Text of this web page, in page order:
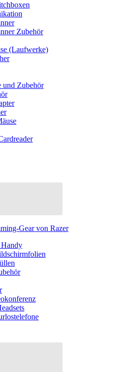
Zubehör
(Laufwerke)
und Zubehör
Gear von Razer